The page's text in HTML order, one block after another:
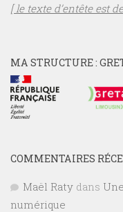
[ le texte d’entête est
MA STRUCTURE :
COMMENTAIRES
Maël Raty dans
numérique